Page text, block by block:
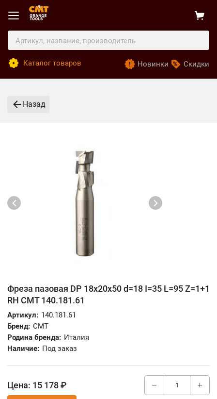
Каталог товаров Новинки Скидки
Назад
Фреза пазовая DP 18x20x50 d=18 I=35 L=95 Z=1+1
RH CMT 140.181.61
Артикул: 140.181.61
Бренд: CMT
Родина бренда: Италия
Наличие: Под заказ
Цена: 15 178 ₽